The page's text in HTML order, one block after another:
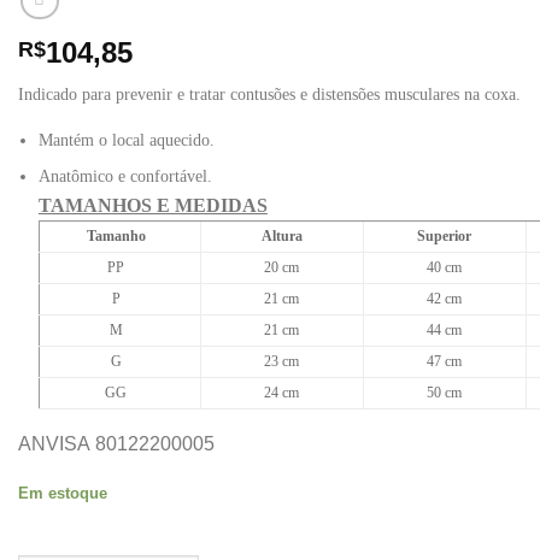
R$104,85
Indicado para prevenir e tratar contusões e distensões musculares na coxa.
Mantém o local aquecido.
Anatômico e confortável.
TAMANHOS E MEDIDAS
Tamanho Altura
Superior
PP
20 cm
40 cm
P
21 cm
42 cm
M
21 cm
44 cm
G
23 cm
47 cm
GG
24 cm 50 cm
ANVISA 80122200005
Em estoque